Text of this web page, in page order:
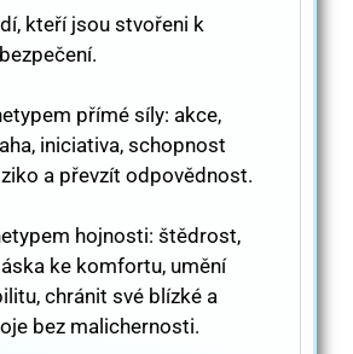
kteří jsou stvořeni k
přímé síly: akce,
iniciativa, schopnost
a převzít odpovědnost.
hojnosti: štědrost,
ke komfortu, umění
chránit své blízké a
bez malichernosti.